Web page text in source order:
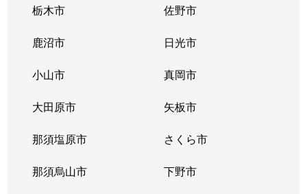
栃木市 佐野市
鹿沼市 日光市
小山市 真岡市
大田原市 矢板市
那須塩原市 さくら市
那須烏山市 下野市